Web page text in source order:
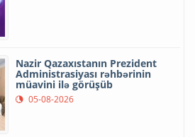
Nazir Qazaxıstanın Prezident
Administrasiyası rəhbərinin
müavini ilə görüşüb
05-08-2026